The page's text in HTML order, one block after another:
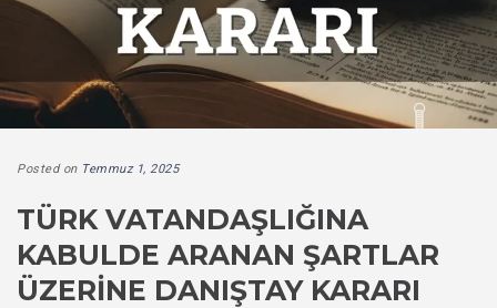
Posted on Temmuz 1, 2025
TÜRK VATANDAŞLIĞINA
KABULDE ARANAN ŞARTLAR
ÜZERINE DANIŞTAY KARARI